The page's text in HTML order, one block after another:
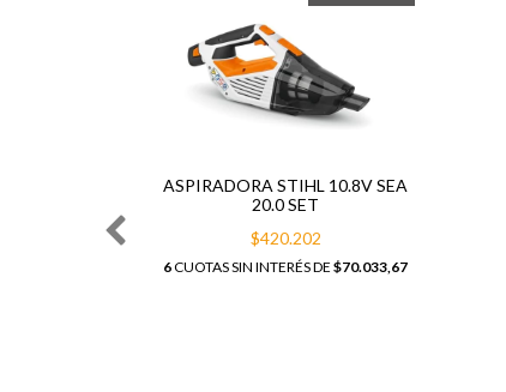
ASPIRADORA STIHL 10.8V SEA
20.0 SET
$420.202
6CUOTAS SIN INTERÉS DE$70.033,67